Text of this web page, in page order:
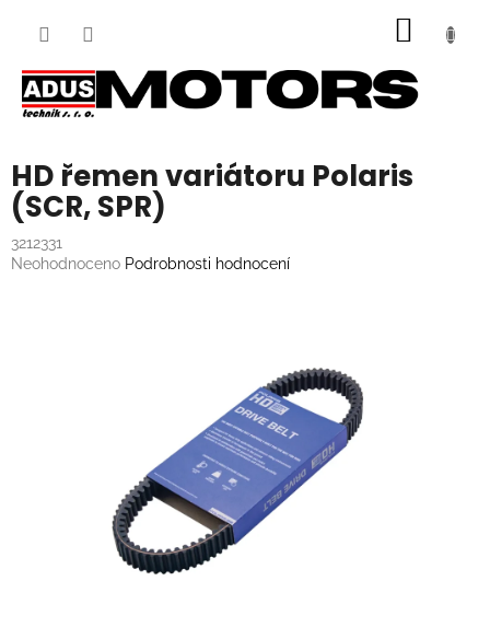
HD řemen variátoru Polaris
(SCR, SPR)
3212331
Průměrné
Neohodnoceno Podrobnosti hodnocení